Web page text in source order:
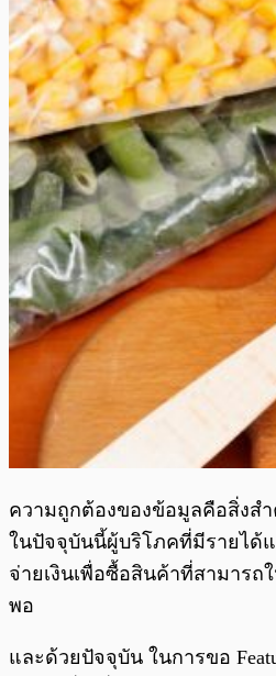
ความถูกต้องของข้อมูลคือสิ่งส
ในปัจจุบันนี้ผู้บริโภคที่มีรายได้
จ่ายเงินเพื่อซื้อสินค้าที่สามารถ
พอ
และด้วยปัจจุบัน ในการขอ